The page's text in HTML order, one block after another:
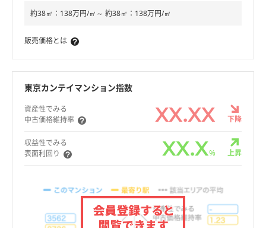
約38㎡：138万円/㎡～ 約38㎡：138万円/㎡
販売価格とは
東京カンテイマンション指数
資産性でみる
中古価格維持率
XX.XX 下降
収益性でみる
表面利回り
XX.X% 上昇